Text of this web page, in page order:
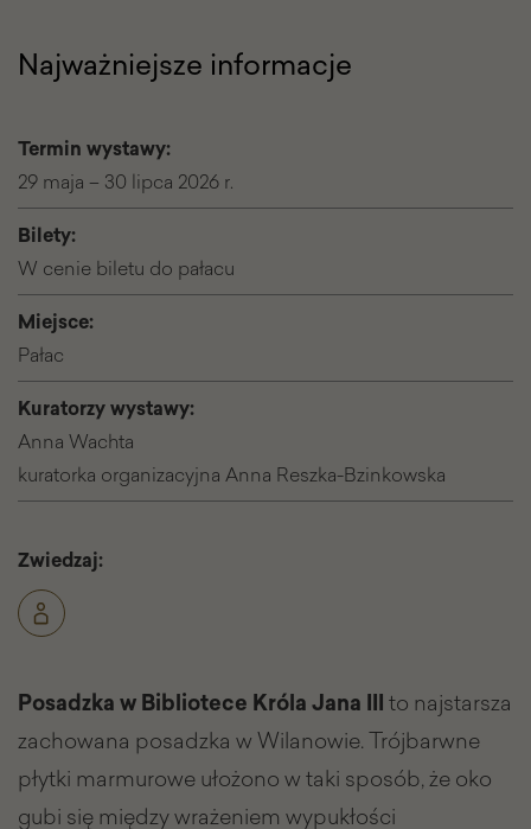
Najważniejsze informacje
Termin wystawy:
29 maja – 30 lipca 2026 r.
Bilety:
W cenie biletu do pałacu
Miejsce:
Pałac
Kuratorzy wystawy:
Anna Wachta
kuratorka organizacyjna Anna Reszka-Bzinkowska
Zwiedzaj:
Posadzka w Bibliotece Króla Jana IIIto najstarsza
zachowana posadzka w Wilanowie. Trójbarwne
płytki marmurowe ułożono w taki sposób, że oko
gubi się między wrażeniem wypukłości